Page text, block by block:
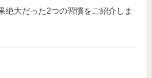
絶大だった2つの習慣をご紹介しま